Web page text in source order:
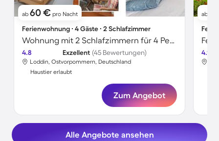
ab 60 € pro Nacht
Ferienwohnung ∙ 4 Gäste ∙ 2 Schlafzimmer
Wohnung mit 2 Schlafzimmern für 4 Personen
4.8 Exzellent (45 Bewertungen)
Loddin, Ostvorpommern, Deutschland
Haustier erlaubt
Zum Angebot
ab
4.1
Alle Angebote ansehen